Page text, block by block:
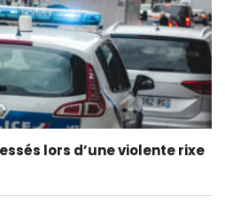
lors d’une violente rixe